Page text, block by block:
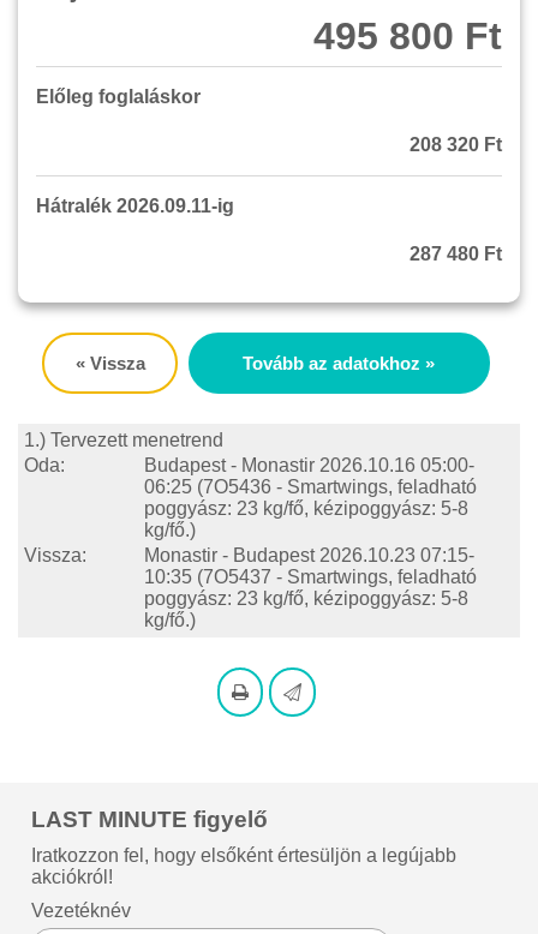
495 800 Ft
Előleg foglaláskor
208 320 Ft
Hátralék 2026.09.11-ig
287 480 Ft
« Vissza Tovább az adatokhoz »
1.) Tervezett menetrend
Oda:
Budapest - Monastir 2026.10.16 05:00-
06:25 (7O5436 - Smartwings, feladható
poggyász: 23 kg/fő, kézipoggyász: 5-8
kg/fő.)
Vissza:
Monastir - Budapest 2026.10.23 07:15-
10:35 (7O5437 - Smartwings, feladható
poggyász: 23 kg/fő, kézipoggyász: 5-8
kg/fő.)
LAST MINUTE figyelő
Iratkozzon fel, hogy elsőként értesüljön a legújabb
akciókról!
Vezetéknév